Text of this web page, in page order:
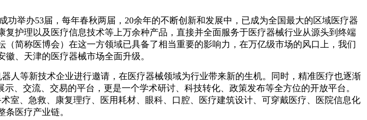
功举办53届，每年春秋两届，20余年的不断创新和发展中，已成为全国最大的区域医疗器
护理以及医疗信息技术等上万余种产品，直接并全面服务于医疗器械行业从源头到终端
简称医博会）在这一方领域已具备了相当重要的影响力，在万亿级市场的风口上，我们
、天津的医疗器械市场全面升级。
人等新技术企业进行邀请，在医疗器械领域为行业带来新的生机。同时，精准医疗也逐渐
示、交流、交易的平台，更是一个学术研讨、科技转化、政策发布等全方位的开放平台。
室、急救、康复理疗、医用耗材、眼科、口腔、医疗建筑设计、可穿戴医疗、医院信息化
医疗产业链。